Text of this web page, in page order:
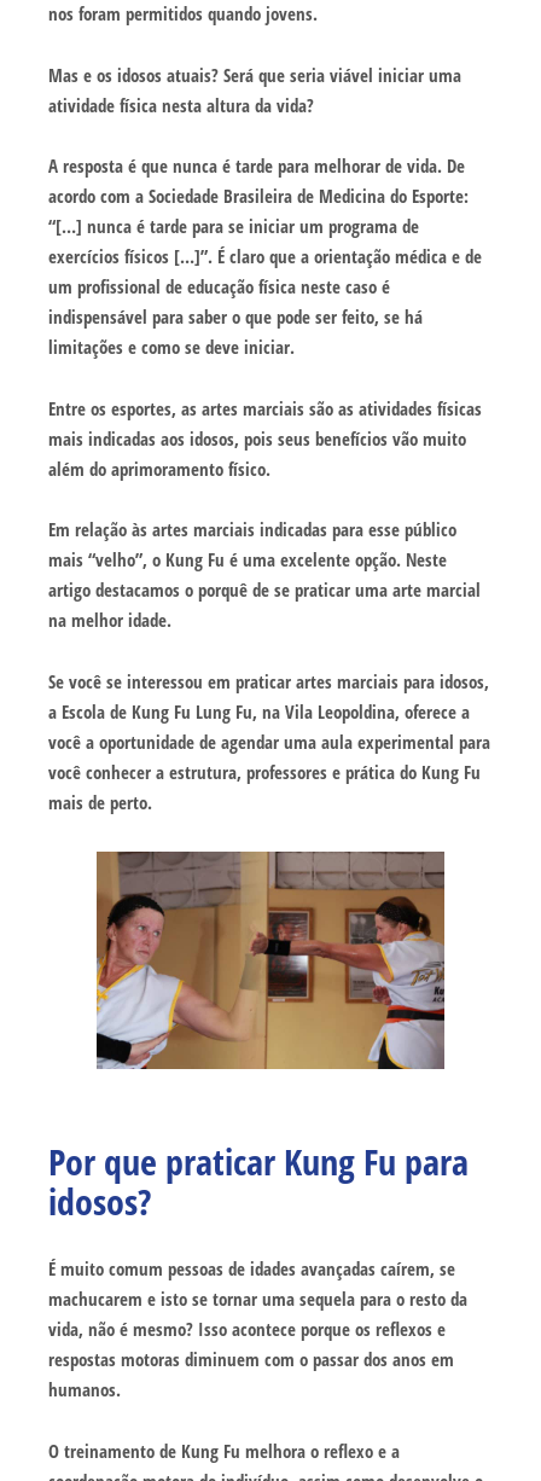
nos foram permitidos quando jovens.
Mas e os idosos atuais? Será que seria viável iniciar uma
atividade física nesta altura da vida?
A resposta é que nunca é tarde para melhorar de vida. De
acordo com a Sociedade Brasileira de Medicina do Esporte:
“[…] nunca é tarde para se iniciar um programa de
exercícios físicos […]”. É claro que a orientação médica e de
um profissional de educação física neste caso é
indispensável para saber o que pode ser feito, se há
limitações e como se deve iniciar.
Entre os esportes, as artes marciais são as atividades físicas
mais indicadas aos idosos, pois seus benefícios vão muito
além do aprimoramento físico.
Em relação às artes marciais indicadas para esse público
mais “velho”, o Kung Fu é uma excelente opção. Neste
artigo destacamos o porquê de se praticar uma arte marcial
na melhor idade.
Se você se interessou em praticar artes marciais para idosos,
a Escola de Kung Fu Lung Fu, na Vila Leopoldina, oferece a
você a oportunidade de agendar uma aula experimental para
você conhecer a estrutura, professores e prática do Kung Fu
mais de perto.
Por que praticar Kung Fu para
idosos?
É muito comum pessoas de idades avançadas caírem, se
machucarem e isto se tornar uma sequela para o resto da
vida, não é mesmo? Isso acontece porque os reflexos e
respostas motoras diminuem com o passar dos anos em
humanos.
O treinamento de Kung Fu melhora o reflexo e a